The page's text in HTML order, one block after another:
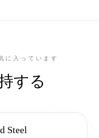
に入っています
する
Steel